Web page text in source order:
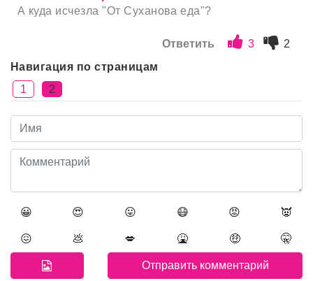
А куда исчезла "От Суханова еда"?
Ответить 3
2
Навигация по страницам
1
2
😀 😍 😛 😷 😡 👿
😖 💩 💋 🤮 🤑 🤫